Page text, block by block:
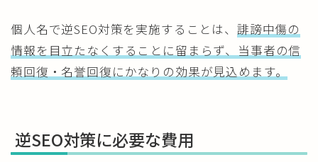
個人名で逆SEO対策を実施することは、 誹謗中傷の
情報を目立たなくすることに留まらず、当事者の信
頼回復・名誉回復にかなりの効果が見込めます。
逆SEO対策に必要な費用